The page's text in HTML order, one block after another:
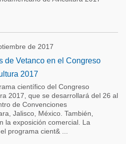
de 2017
de Vetanco en el Congreso
2017
científico del Congreso
2017, que se desarrollará del 26 al
de Convenciones
Jalisco, México. También,
la exposición comercial. La
programa cient& ...